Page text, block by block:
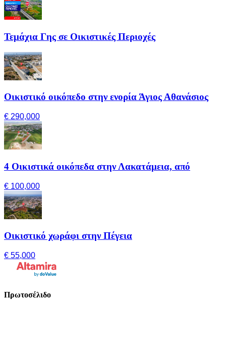
Τεμάχια Γης σε Οικιστικές Περιοχές
Οικιστικό οικόπεδο στην ενορία Άγιος Αθανάσιος
€ 290,000
4 Οικιστικά οικόπεδα στην Λακατάμεια, από
€ 100,000
Οικιστικό χωράφι στην Πέγεια
€ 55,000
Πρωτοσέλιδο